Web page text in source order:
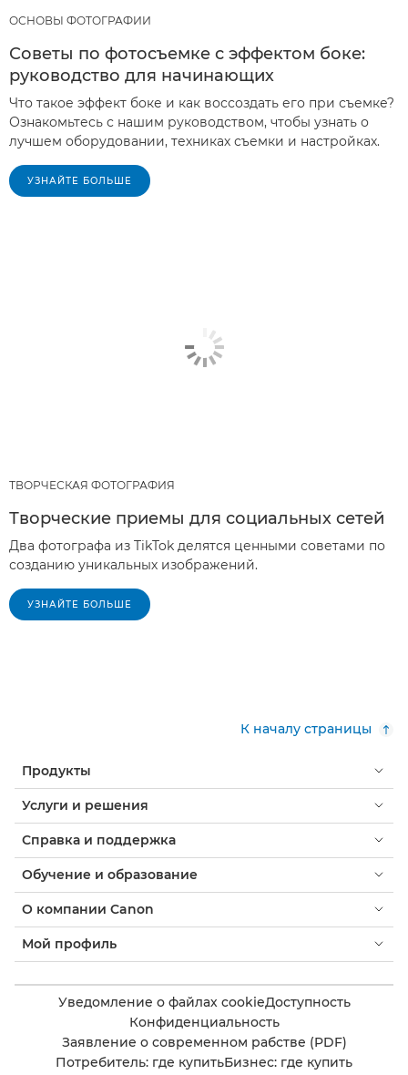
ОСНОВЫ ФОТОГРАФИИ
Советы по фотосъемке с эффектом боке:
руководство для начинающих
Что такое эффект боке и как воссоздать его при съемке?
Ознакомьтесь с нашим руководством, чтобы узнать о
лучшем оборудовании, техниках съемки и настройках.
УЗНАЙТЕ БОЛЬШЕ
ТВОРЧЕСКАЯ ФОТОГРАФИЯ
Творческие приемы для социальных сетей
Два фотографа из TikTok делятся ценными советами по
созданию уникальных изображений.
УЗНАЙТЕ БОЛЬШЕ
К началу страницы
Продукты
Услуги и решения
Справка и поддержка
Обучение и образование
О компании Canon
Мой профиль
Уведомление о файлах cookieДоступность
Конфиденциальность
Заявление о современном рабстве (PDF)
Потребитель: где купитьБизнес: где купить